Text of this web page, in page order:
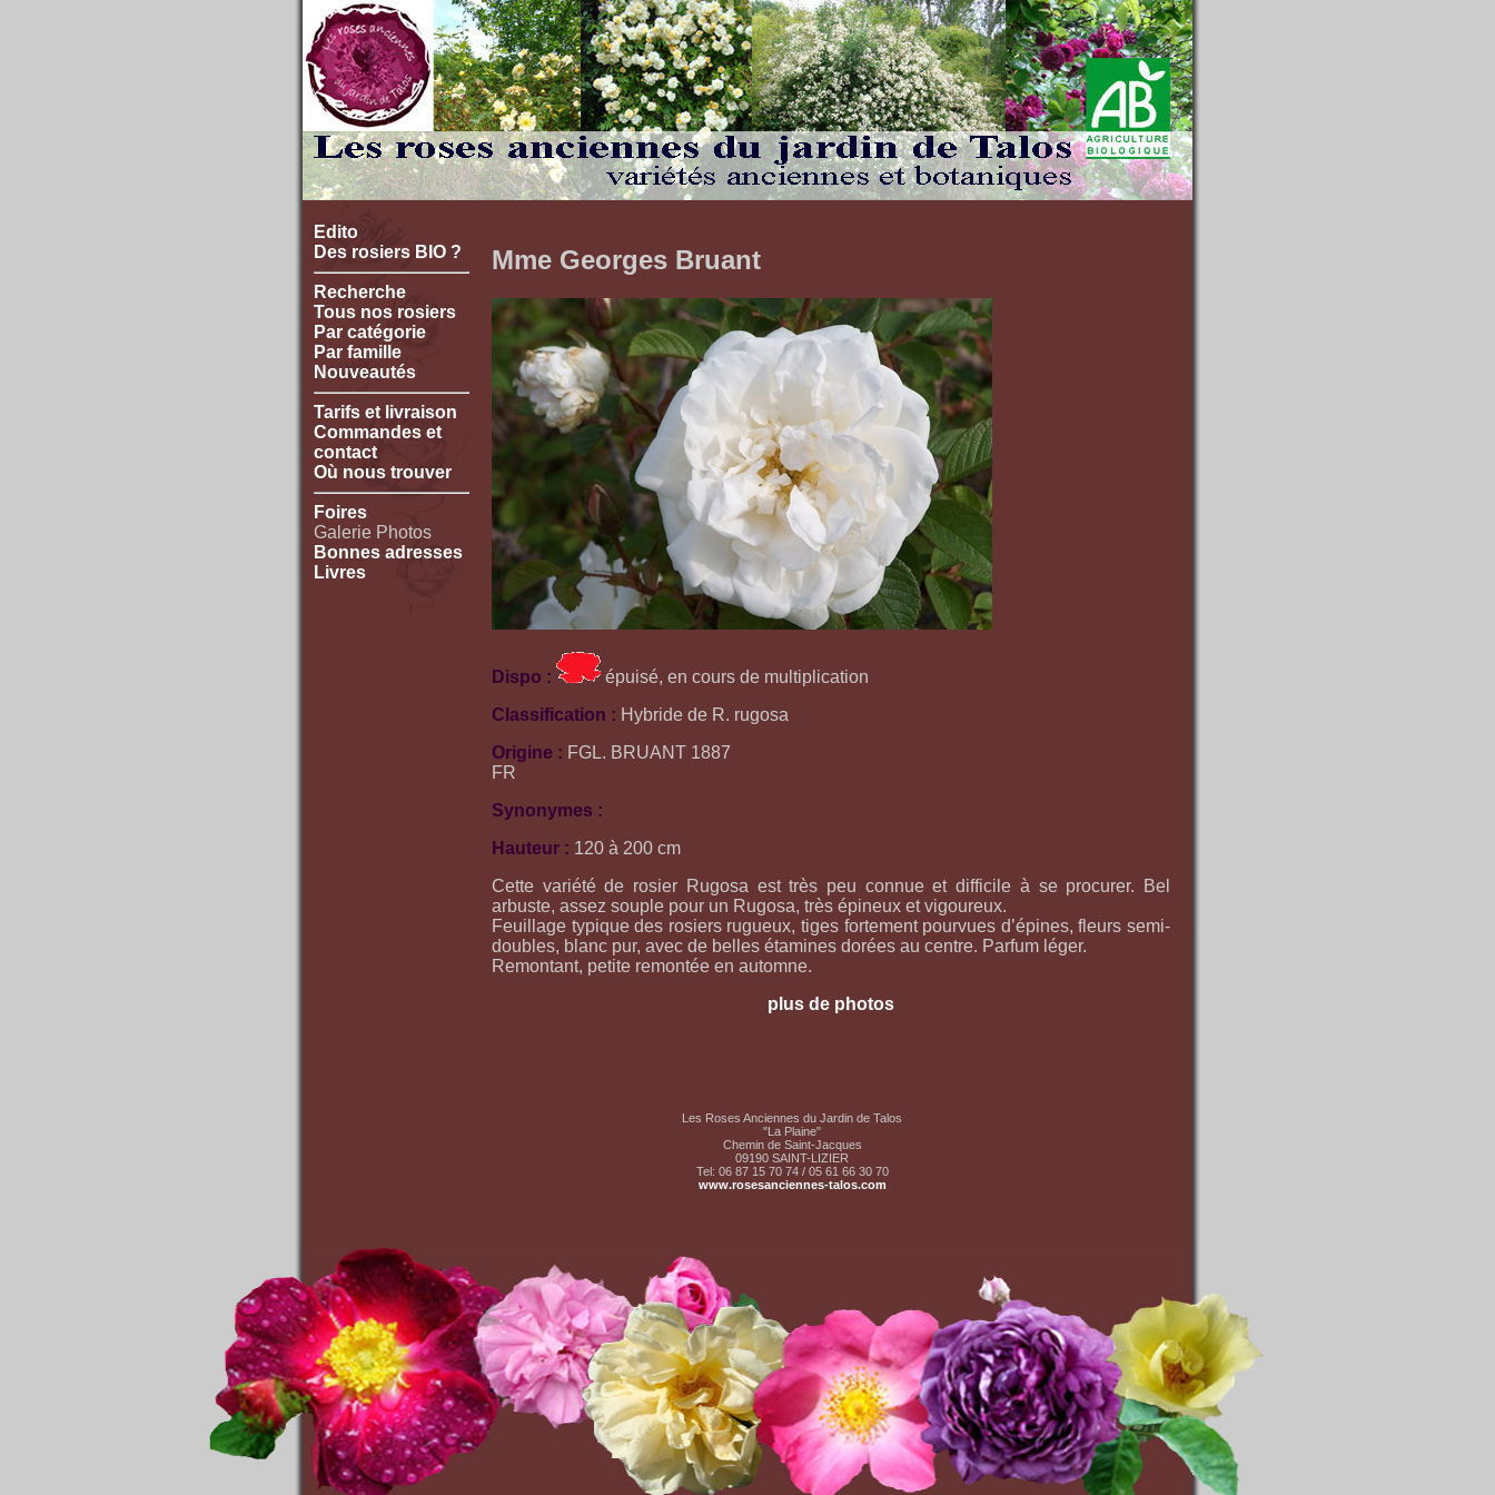
Edito
Des rosiers BIO ?
Recherche
Tous nos rosiers
Par catégorie
Par famille
Nouveautés
Tarifs et livraison
Commandes et
contact
Où nous trouver
Foires
Galerie Photos
Bonnes adresses
Livres
Mme Georges Bruant
Dispo :
épuisé, en cours de multiplication
Classification : Hybride de R. rugosa
Origine : FGL. BRUANT 1887
FR
Synonymes :
Hauteur : 120 à 200 cm
Cette variété de rosier Rugosa est très peu connue et difficile à se procurer. Bel
arbuste, assez souple pour un Rugosa, très épineux et vigoureux.
Feuillage typique des rosiers rugueux, tiges fortement pourvues d’épines, fleurs semi-
doubles, blanc pur, avec de belles étamines dorées au centre. Parfum léger.
Remontant, petite remontée en automne.
plus de photos
Les Roses Anciennes du Jardin de Talos
"La Plaine"
Chemin de Saint-Jacques
09190 SAINT-LIZIER
Tel: 06 87 15 70 74 / 05 61 66 30 70
www.rosesanciennes-talos.com